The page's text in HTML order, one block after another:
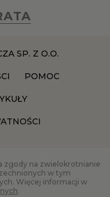
SP. Z O.O.
POMOC
zgody na zwielokrotnianie
w tym
Więcej informacji w
.